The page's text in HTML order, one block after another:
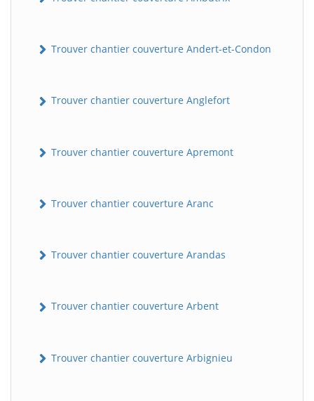
Trouver chantier couverture Andert-et-Condon
Trouver chantier couverture Anglefort
Trouver chantier couverture Apremont
Trouver chantier couverture Aranc
Trouver chantier couverture Arandas
Trouver chantier couverture Arbent
Trouver chantier couverture Arbignieu